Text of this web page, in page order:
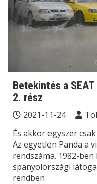
Betekintés a
2. rész
2021-11-24
És akkor egyszer
Az egyetlen Panda a
rendszáma. 1982-ben
spanyolországi
rendben